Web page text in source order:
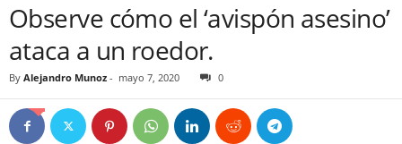
Observe cómo el ‘avispón asesino’
ataca a un roedor.
By Alejandro Munoz - mayo 7, 2020 0